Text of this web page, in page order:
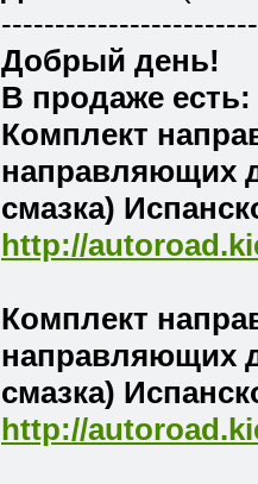
Добрый день!
В продаже есть:
Комплект
направляющих
смазка)
http://
Комплект
направляющих
смазка)
http://